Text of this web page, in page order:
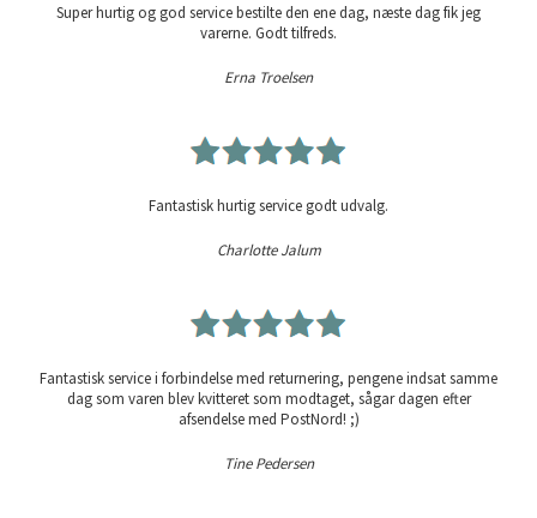
Super hurtig og god service bestilte den ene dag, næste dag fik jeg
varerne. Godt tilfreds.
Erna Troelsen
Fantastisk hurtig service godt udvalg.
Charlotte Jalum
Fantastisk service i forbindelse med returnering, pengene indsat samme
dag som varen blev kvitteret som modtaget, sågar dagen efter
afsendelse med PostNord! ;)
Tine Pedersen